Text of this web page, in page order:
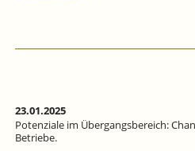
DAS
UNSICHERHEIT
23.01.2025
Potenziale im Übergangsbereich:
Betriebe.